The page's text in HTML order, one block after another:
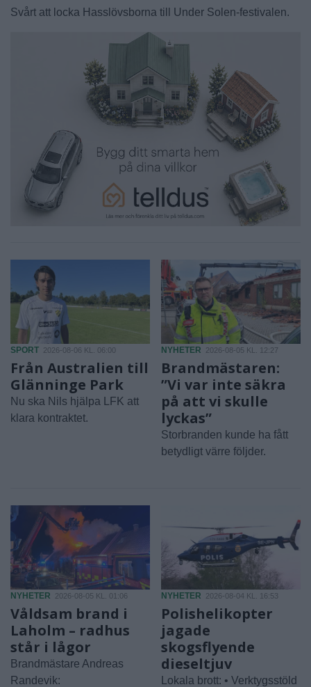
Svårt att locka Hasslövsborna till Under Solen-festivalen.
SPORT 2026-08-06 KL. 06:00
Från Australien till
Glänninge Park
Nu ska Nils hjälpa LFK att
klara kontraktet.
NYHETER 2026-08-05 KL. 12:27
Brandmästaren:
”Vi var inte säkra
på att vi skulle
lyckas”
Storbranden kunde ha fått
betydligt värre följder.
NYHETER 2026-08-05 KL. 01:06
Våldsam brand i
Laholm – radhus
står i lågor
Brandmästare Andreas
Randevik:
NYHETER 2026-08-04 KL. 16:53
Polishelikopter
jagade
skogsflyende
dieseltjuv
Lokala brott: • Verktygsstöld